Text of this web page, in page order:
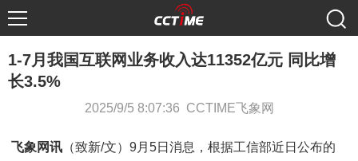
1-7月我国互联网业务收入达11352亿元 同比增
长3.5%
2025/9/5 8:07:36 CCTIME飞象网
飞象网讯 （致新/文）9月5日消息，根据工信部近日公布的